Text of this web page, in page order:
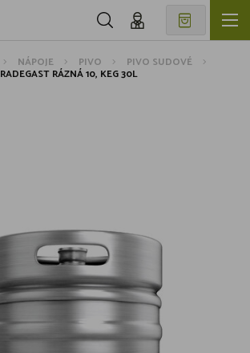
NÁPOJE PIVO PIVO SUDOVÉ
RADEGAST RÁZNÁ 10, KEG 30L